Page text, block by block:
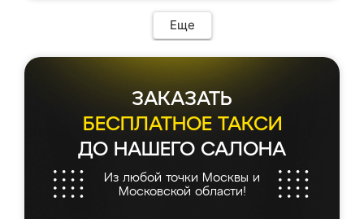
Еще
ЗАКАЗАТЬ
БЕСПЛАТНОЕ ТАКСИ
ДО НАШЕГО САЛОНА
Из любой точки Москвы и
Московской области!